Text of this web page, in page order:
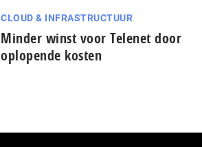
CLOUD & INFRASTRUCTUUR
Minder winst voor Telenet door
oplopende kosten